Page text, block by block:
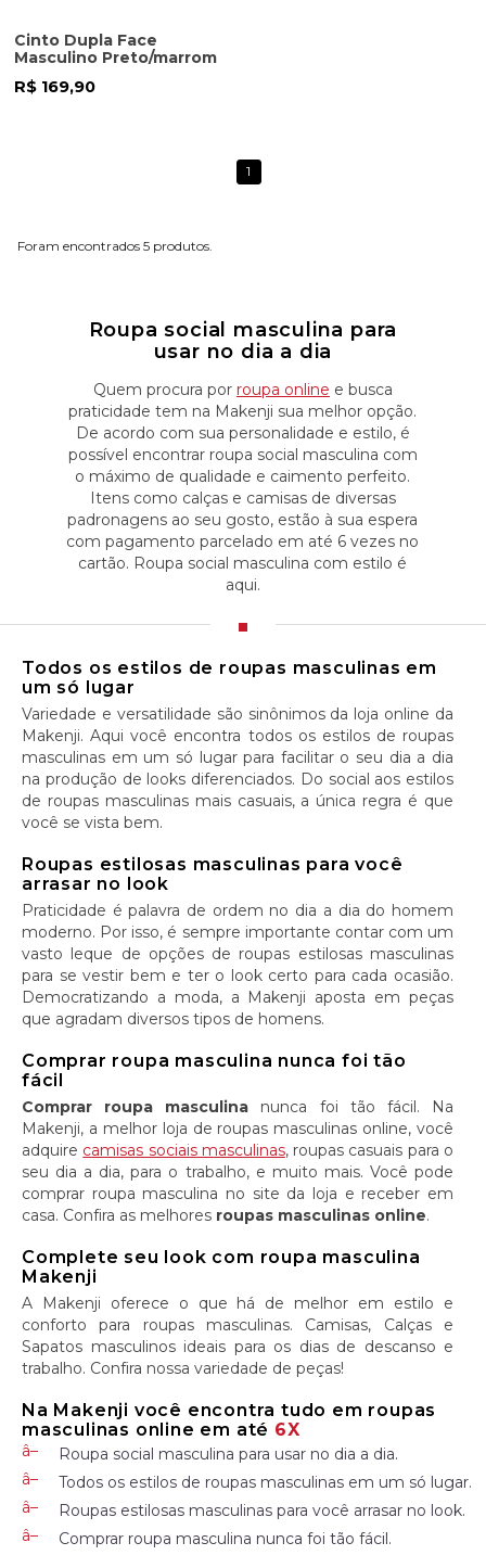
Cinto Dupla Face
Masculino Preto/marrom
R$ 169,90
1
5
Roupa social masculina para
usar no dia a dia
Quem procura por roupa online e busca
praticidade tem na Makenji sua melhor opção.
De acordo com sua personalidade e estilo, é
possível encontrar roupa social masculina com
o máximo de qualidade e caimento perfeito.
Itens como calças e camisas de diversas
padronagens ao seu gosto, estão à sua espera
com pagamento parcelado em até 6 vezes no
cartão. Roupa social masculina com estilo é
aqui.
Todos os estilos de roupas masculinas em
um só lugar
Variedade e versatilidade são sinônimos da loja online da
Makenji. Aqui você encontra todos os estilos de roupas
masculinas em um só lugar para facilitar o seu dia a dia
na produção de looks diferenciados. Do social aos estilos
de roupas masculinas mais casuais, a única regra é que
você se vista bem.
Roupas estilosas masculinas para você
arrasar no look
Praticidade é palavra de ordem no dia a dia do homem
moderno. Por isso, é sempre importante contar com um
vasto leque de opções de roupas estilosas masculinas
para se vestir bem e ter o look certo para cada ocasião.
Democratizando a moda, a Makenji aposta em peças
que agradam diversos tipos de homens.
Comprar roupa masculina nunca foi tão
fácil
Comprar roupa masculina nunca foi tão fácil. Na
Makenji, a melhor loja de roupas masculinas online, você
adquire camisas sociais masculinas, roupas casuais para o
seu dia a dia, para o trabalho, e muito mais. Você pode
comprar roupa masculina no site da loja e receber em
casa. Confira as melhores roupas masculinas online.
Complete seu look com roupa masculina
Makenji
A Makenji oferece o que há de melhor em estilo e
conforto para roupas masculinas. Camisas, Calças e
Sapatos masculinos ideais para os dias de descanso e
trabalho. Confira nossa variedade de peças!
Na Makenji você encontra tudo em roupas
masculinas online em até 6X
Roupa social masculina para usar no dia a dia.
Todos os estilos de roupas masculinas em um só lugar.
Roupas estilosas masculinas para você arrasar no look.
Comprar roupa masculina nunca foi tão fácil.